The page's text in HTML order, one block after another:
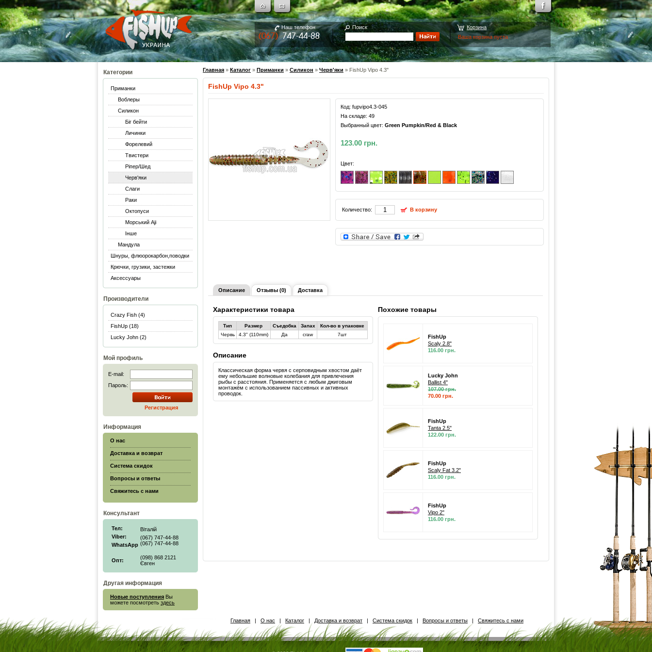
Наш телефон Поиск
Корзина
Ваша корзина пуста
Категории
Приманки
Воблеры
Силикон
Біг бейти
Личинки
Форелевий
Твистери
Ріпер/Шед
Черв'яки
Слаги
Раки
Октопуси
Морський Aji
Інше
Мандула
Шнуры, флюорокарбон,поводки
Крючки, грузики, застежки
Аксессуары
Производители
Crazy Fish (4)
FishUp (18)
Lucky John (2)
Мой профиль
E-mail:
Пароль:
Регистрация
Информация
О нас
Доставка и возврат
Система скидок
Вопросы и ответы
Свяжитесь с нами
Консультант
Тел:
Viber:
WhatsApp
Віталій
(067) 747-44-88
(067) 747-44-88
Опт:
(098) 868 2121
Євген
Другая информация
Новые поступления Вы
можете посмотреть здесь
Главная » Каталог » Приманки » Силикон » Черв'яки » FishUp Vipo 4.3"
FishUp Vipo 4.3"
Код: fupvipo4.3-045
На складе: 49
Выбранный цвет: Green Pumpkin/Red & Black
123.00 грн.
Цвет:
Количество: В корзину
Описание Отзывы (0) Доставка
Характеристики товара
Тип Размер Съедобка Запах
Кол-во в упаковке
Червь
4.3" (110mm) Да craw 7шт
Описание
Классическая форма червя с серповидным хвостом даёт
ему небольшие волновые колебания для привлечения
рыбы с расстояния. Применяется с любым джиговым
монтажём с использованием пассивных и активных
проводок.
Похожие товары
FishUp
Scaly 2.8"
116.00 грн.
Lucky John
Ballist 4"
107.00 грн.
70.00 грн.
FishUp
Tanta 2.5"
122.00 грн.
FishUp
Scaly Fat 3.2"
116.00 грн.
FishUp
Vipo 2"
116.00 грн.
Главная | О нас | Каталог | Доставка и возврат | Система скидок | Вопросы и ответы | Свяжитесь с нами